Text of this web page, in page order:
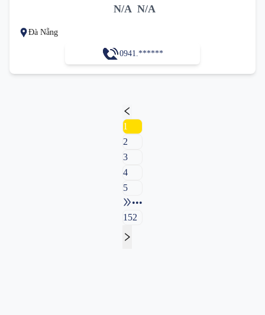
N/A N/A
Đà Nẵng
0941.******
1
2
3
4
5
•••
152